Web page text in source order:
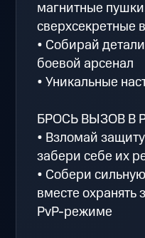
магнитные
сверхсекретные
• Собирай
боевой арсенал
• Уникальные
БРОСЬ ВЫЗОВ В
• Взломай
забери себе их
• Собери
вместе охранять
PvP-режиме